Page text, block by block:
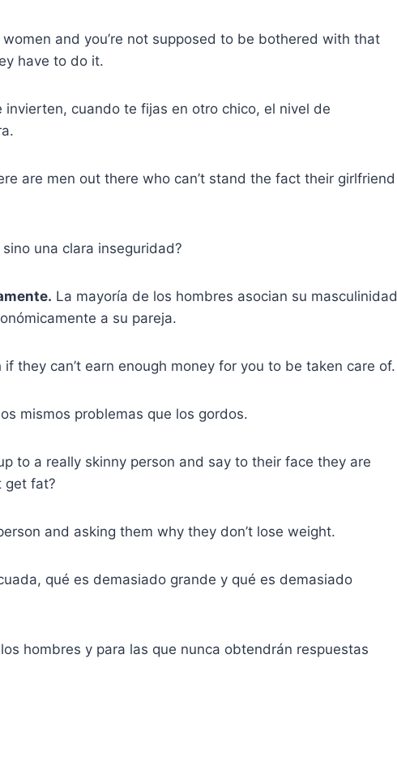
and you’re not supposed to be bothered with that
have to do it.
invierten, cuando te fijas en otro chico, el nivel de
are men out there who can’t stand the fact their girlfriend
una clara inseguridad?
La mayoría de los hombres asocian su masculinidad
a su pareja.
they can’t earn enough money for you to be taken care of.
mismos problemas que los gordos.
to a really skinny person and say to their face they are
get fat?
and asking them why they don’t lose weight.
qué es demasiado grande y qué es demasiado
hombres y para las que nunca obtendrán respuestas